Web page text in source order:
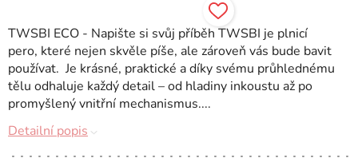
TWSBI ECO - Napište si svůj příběh TWSBI je plnicí
pero, které nejen skvěle píše, ale zároveň vás bude bavit
používat. Je krásné, praktické a díky svému průhlednému
tělu odhaluje každý detail – od hladiny inkoustu až po
promyšlený vnitřní mechanismus....
Detailní popis